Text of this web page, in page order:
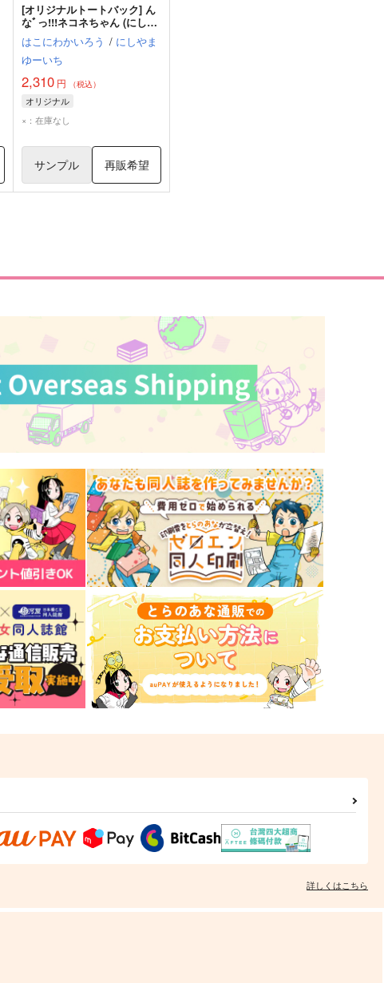
[オリジナルトートバック] ん
なﾞっ!!!ネコネちゃん (にしや
まゆーいち)
はこにわかいろう / にしやま
ゆーいち
2,310 円 （税込）
オリジナル
×：在庫なし
サンプル 再販希望
詳しくはこちら